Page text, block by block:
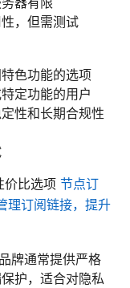
，但需测试
色功能的选项
定功能的用户
性和长期合规性
价比选项 节点订
理订阅链接，提升
牌通常提供严格
护，适合对隐私